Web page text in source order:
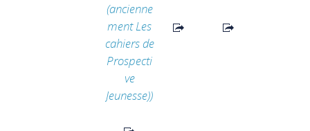
(ancienne
ment Les
cahiers de
Prospecti
ve
Jeunesse))